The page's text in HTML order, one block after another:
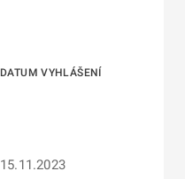
DATUM VYHLÁŠENÍ
15.11.2023